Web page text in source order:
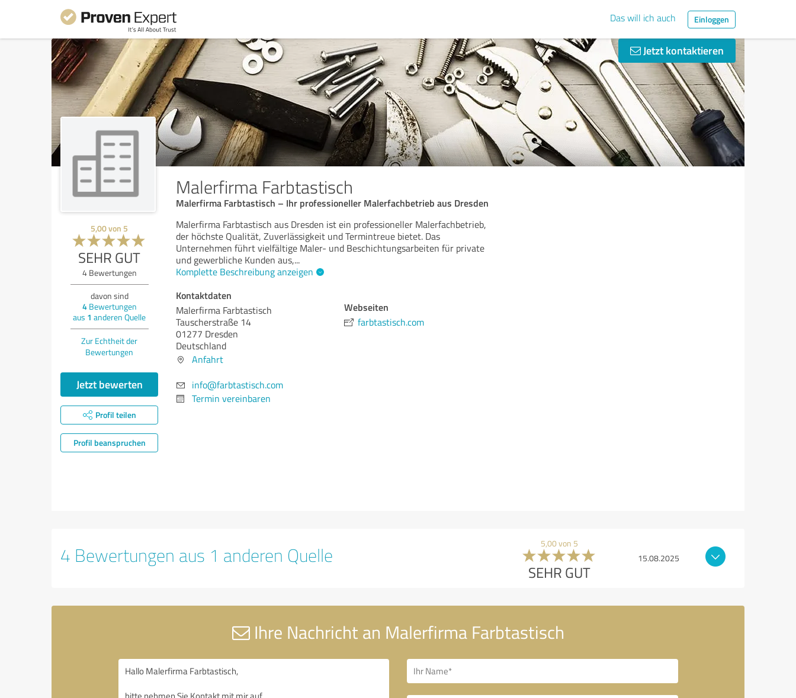
Das will ich auch Einloggen
Jetzt kontaktieren
Malerfirma Farbtastisch
Malerfirma Farbtastisch – Ihr professioneller Malerfachbetrieb aus Dresden
5,00von 5
SEHR GUT
4Bewertungen
davon sind
4Bewertungen
aus 1 anderen Quelle
Zur Echtheit der
Bewertungen
Jetzt bewerten
Profil teilen
Profil beanspruchen
Malerfirma Farbtastisch aus Dresden ist ein professioneller Malerfachbetrieb,
der höchste Qualität, Zuverlässigkeit und Termintreue bietet. Das
Unternehmen führt vielfältige Maler- und Beschichtungsarbeiten für private
und gewerbliche Kunden aus,...
Komplette Beschreibung anzeigen
Kontaktdaten
Malerfirma Farbtastisch
Tauscherstraße 14
01277 Dresden
Deutschland
Anfahrt
info@farbtastisch.com
Termin vereinbaren
Webseiten
farbtastisch.com
4 Bewertungen aus 1 anderen Quelle 5,00 von 5
SEHR GUT
15.08.2025
Ihre Nachricht an Malerfirma Farbtastisch